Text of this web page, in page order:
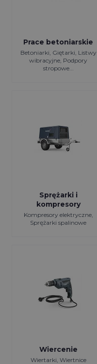
Prace betoniarskie
Betoniarki, Giętarki, Listwy
wibracyjne, Podpory
stropowe...
Sprężarki i
kompresory
Kompresory elektryczne,
Sprężarki spalinowe
Wiercenie
Wiertarki, Wiertnice